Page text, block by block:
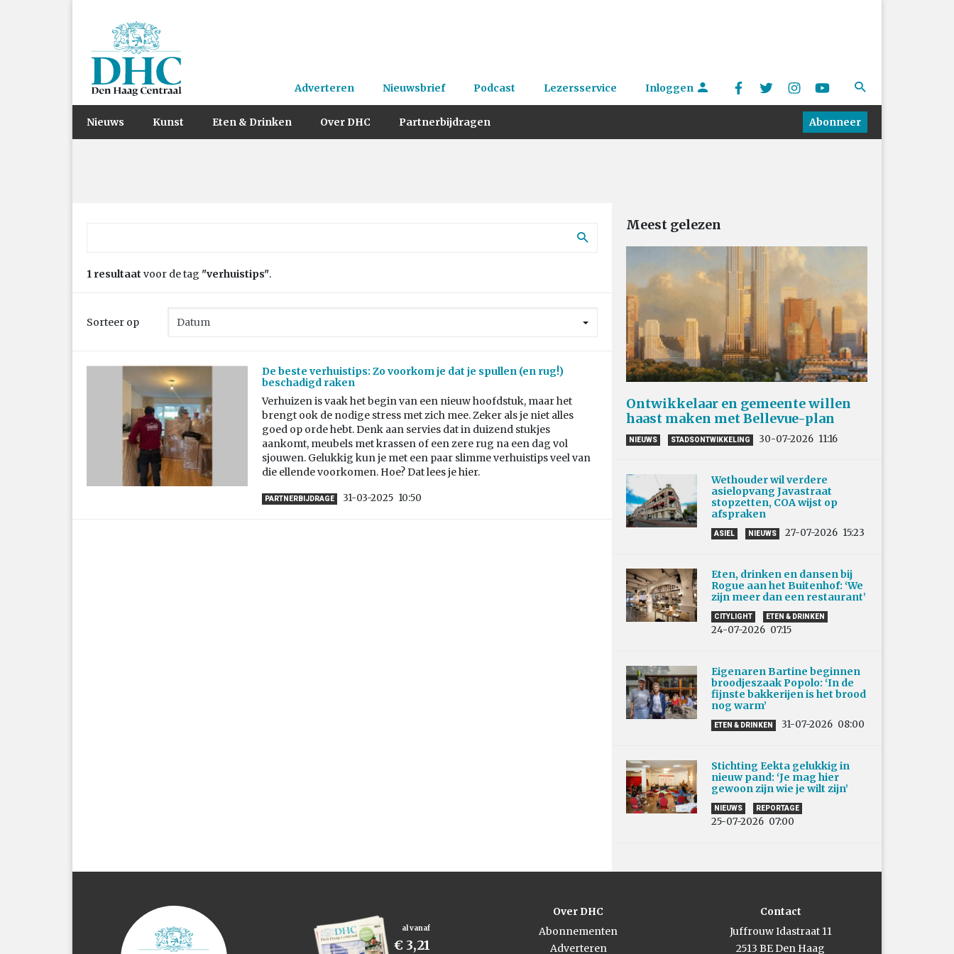
Adverteren Nieuwsbrief Podcast Lezersservice Inloggen
Nieuws Kunst Eten & Drinken Over DHC Partnerbijdragen Abonneer
1 resultaat voor de tag "verhuistips".
Sorteer op
De beste verhuistips: Zo voorkom je dat je spullen (en rug!)
beschadigd raken
Verhuizen is vaak het begin van een nieuw hoofdstuk, maar het
brengt ook de nodige stress met zich mee. Zeker als je niet alles
goed op orde hebt. Denk aan servies dat in duizend stukjes
aankomt, meubels met krassen of een zere rug na een dag vol
sjouwen. Gelukkig kun je met een paar slimme verhuistips veel van
die ellende voorkomen. Hoe? Dat lees je hier.
PARTNERBIJDRAGE 31-03-2025 10:50
Meest gelezen
Ontwikkelaar en gemeente willen
haast maken met Bellevue-plan
NIEUWS STADSONTWIKKELING 30-07-2026 11:16
Wethouder wil verdere
asielopvang Javastraat
stopzetten, COA wijst op
afspraken
ASIEL NIEUWS 27-07-2026 15:23
Eten, drinken en dansen bij
Rogue aan het Buitenhof: ‘We
zijn meer dan een restaurant’
CITYLIGHT ETEN & DRINKEN
24-07-2026 07:15
Eigenaren Bartine beginnen
broodjeszaak Popolo: ‘In de
fijnste bakkerijen is het brood
nog warm’
ETEN & DRINKEN 31-07-2026 08:00
Stichting Eekta gelukkig in
nieuw pand: ‘Je mag hier
gewoon zijn wie je wilt zijn’
NIEUWS REPORTAGE
25-07-2026 07:00
al vanaf
€ 3,21
Over DHC
Abonnementen
Adverteren
Contact
Juffrouw Idastraat 11
2513 BE Den Haag